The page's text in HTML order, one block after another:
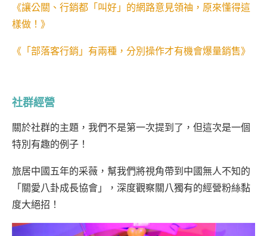
《讓公關、行銷都「叫好」的網路意見領䄂，原來懂得這
樣做！》
《「部落客行銷」有兩種，分別操作才有機會爆量銷售》
社群經營
關於社群的主題，我們不是第一次提到了，但這次是一個
特別有趣的例子！
旅居中國五年的采薇，幫我們將視角帶到中國無人不知的
「關愛八卦成長協會」，深度觀察關八獨有的經營粉絲黏
度大絕招！